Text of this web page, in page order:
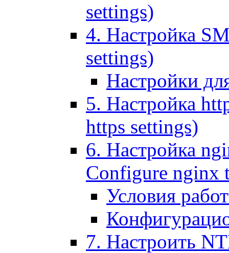
settings)
4. Настройка
settings)
Настройки
5. Настройка
https settings)
6. Настройка
Configure nginx
Условия
7. Настроить